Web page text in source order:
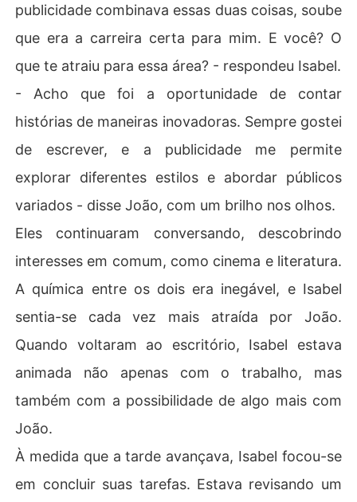
publicidade combinava essas duas coisas, soube
que era a carreira certa para mim. E você? O
que te atraiu para essa área? - respondeu Isabel.
- Acho que foi a oportunidade de contar
histórias de maneiras inovadoras. Sempre gostei
de escrever, e a publicidade me permite
explorar diferentes estilos e abordar públicos
variados - disse João, com um brilho nos olhos.
Eles continuaram conversando, descobrindo
interesses em comum, como cinema e literatura.
A química entre os dois era inegável, e Isabel
sentia-se cada vez mais atraída por João.
Quando voltaram ao escritório, Isabel estava
animada não apenas com o trabalho, mas
também com a possibilidade de algo mais com
João.
À medida que a tarde avançava, Isabel focou-se
em concluir suas tarefas. Estava revisando um